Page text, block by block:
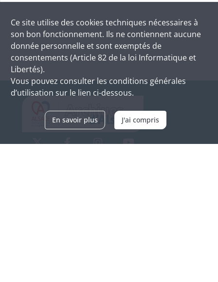
Ce site utilise des cookies techniques nécessaires à
son bon fonctionnement. Ils ne contiennent aucune
donnée personnelle et sont exemptés de
consentements (Article 82 de la loi Informatique et
Libertés).
Vous pouvez consulter les conditions générales
d’utilisation sur le lien ci-dessous.
En savoir plus J'ai compris